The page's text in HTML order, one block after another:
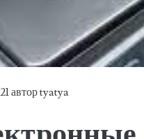
авторtyatya